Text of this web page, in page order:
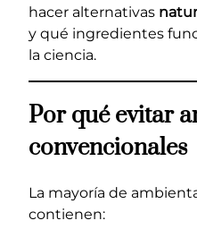
hacer alternativas
y qué ingredientes
la ciencia.
Por qué evitar
convencionales
La mayoría de
contienen: